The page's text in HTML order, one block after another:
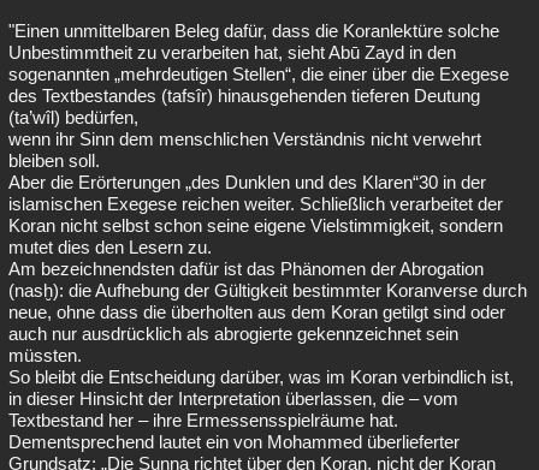
"Einen unmittelbaren Beleg dafür, dass die Koranlektüre solche
Unbestimmtheit zu verarbeiten hat, sieht Abū Zayd in den
sogenannten „mehrdeutigen Stellen“, die einer über die Exegese
des Textbestandes (tafsîr) hinausgehenden tieferen Deutung
(ta’wîl) bedürfen,
wenn ihr Sinn dem menschlichen Verständnis nicht verwehrt
bleiben soll.
Aber die Erörterungen „des Dunklen und des Klaren“30 in der
islamischen Exegese reichen weiter. Schließlich verarbeitet der
Koran nicht selbst schon seine eigene Vielstimmigkeit, sondern
mutet dies den Lesern zu.
Am bezeichnendsten dafür ist das Phänomen der Abrogation
(nasḫ): die Aufhebung der Gültigkeit bestimmter Koranverse durch
neue, ohne dass die überholten aus dem Koran getilgt sind oder
auch nur ausdrücklich als abrogierte gekennzeichnet sein
müssten.
So bleibt die Entscheidung darüber, was im Koran verbindlich ist,
in dieser Hinsicht der Interpretation überlassen, die – vom
Textbestand her – ihre Ermessensspielräume hat.
Dementsprechend lautet ein von Mohammed überlieferter
Grundsatz: „Die Sunna richtet über den Koran, nicht der Koran